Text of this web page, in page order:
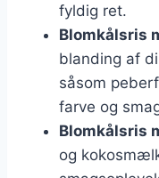
fyldig ret.
Blomkålsris
blanding af
såsom
farve og
Blomkålsris
og